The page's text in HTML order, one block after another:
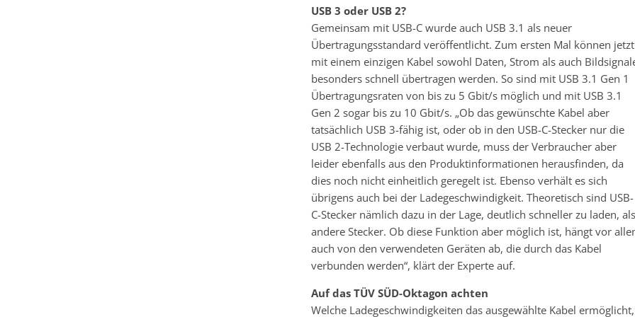
USB 3 oder USB 2?
Gemeinsam mit USB-C wurde auch USB 3.1 als neuer
Übertragungsstandard veröffentlicht. Zum ersten Mal können jetzt
mit einem einzigen Kabel sowohl Daten, Strom als auch
besonders schnell übertragen werden. So sind mit USB 3.1 Gen 1
Übertragungsraten von bis zu 5 Gbit/s möglich und mit USB 3.1
Gen 2 sogar bis zu 10 Gbit/s. „Ob das gewünschte Kabel aber
tatsächlich USB 3-fähig ist, oder ob in den USB-C-Stecker nur die
USB 2-Technologie verbaut wurde, muss der Verbraucher aber
leider ebenfalls aus den Produktinformationen herausfinden, da
dies noch nicht einheitlich geregelt ist. Ebenso verhält es sich
übrigens auch bei der Ladegeschwindigkeit. Theoretisch sind USB-
C-Stecker nämlich dazu in der Lage, deutlich schneller zu laden, als
andere Stecker. Ob diese Funktion aber möglich ist, hängt vor
auch von den verwendeten Geräten ab, die durch das Kabel
verbunden werden“, klärt der Experte auf.
Auf das TÜV SÜD-Oktagon achten
Welche Ladegeschwindigkeiten das ausgewählte Kabel ermöglicht,